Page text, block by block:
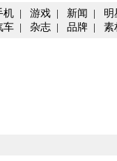
机 | 游戏 | 新闻 | 明
车 | 杂志 | 品牌 | 素